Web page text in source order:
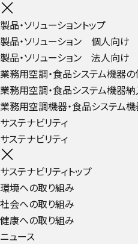
製品・ソリューショントップ
製品・ソリューション 個人向け
製品・ソリューション 法人向け
業務用空調・食品システム機器の
業務用空調・食品システム機器
業務用空調機器・食品システム
サステナビリティ
サステナビリティ
サステナビリティトップ
環境への取り組み
社会への取り組み
健康への取り組み
ニュース